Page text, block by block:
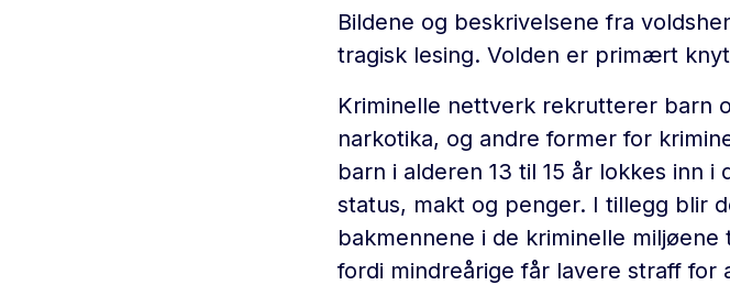
Bildene og beskrivelsene fra
tragisk lesing. Volden er primært
Kriminelle nettverk rekrutterer barn
narkotika, og andre former for
barn i alderen 13 til 15 år lokkes inn
status, makt og penger. I tillegg blir
bakmennene i de kriminelle
fordi mindreårige får lavere straff for